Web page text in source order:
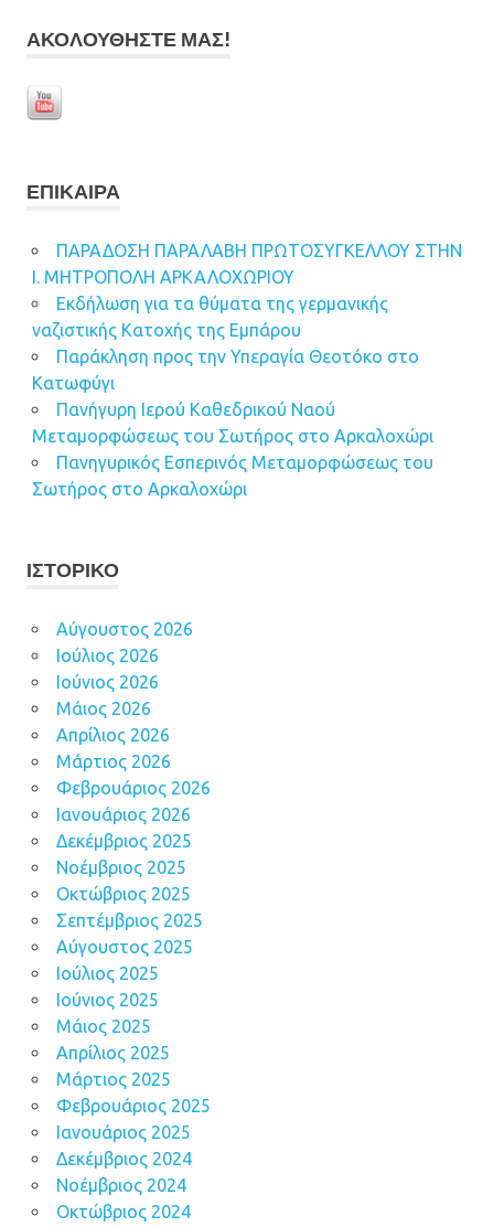
ΑΚΟΛΟΥΘΉΣΤΕ ΜΑΣ!
ΕΠΊΚΑΙΡΑ
ΠΑΡΑΔΟΣΗ ΠΑΡΑΛΑΒΗ ΠΡΩΤΟΣΥΓΚΕΛΛΟΥ ΣΤΗΝ
Ι. ΜΗΤΡΟΠΟΛΗ ΑΡΚΑΛΟΧΩΡΙΟΥ
Εκδήλωση για τα θύματα της γερμανικής
ναζιστικής Κατοχής της Εμπάρου
Παράκληση προς την Υπεραγία Θεοτόκο στο
Κατωφύγι
Πανήγυρη Ιερού Καθεδρικού Ναού
Μεταμορφώσεως του Σωτήρος στο Αρκαλοχώρι
Πανηγυρικός Εσπερινός Μεταμορφώσεως του
Σωτήρος στο Αρκαλοχώρι
ΙΣΤΟΡΙΚΌ
Αύγουστος 2026
Ιούλιος 2026
Ιούνιος 2026
Μάιος 2026
Απρίλιος 2026
Μάρτιος 2026
Φεβρουάριος 2026
Ιανουάριος 2026
Δεκέμβριος 2025
Νοέμβριος 2025
Οκτώβριος 2025
Σεπτέμβριος 2025
Αύγουστος 2025
Ιούλιος 2025
Ιούνιος 2025
Μάιος 2025
Απρίλιος 2025
Μάρτιος 2025
Φεβρουάριος 2025
Ιανουάριος 2025
Δεκέμβριος 2024
Νοέμβριος 2024
Οκτώβριος 2024